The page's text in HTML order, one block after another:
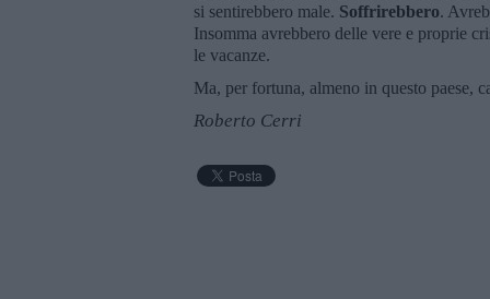
si sentirebbero male. Soffrirebbero.
Insomma avrebbero delle vere e proprie
le vacanze.
Ma, per fortuna, almeno in questo paese,
Roberto Cerri